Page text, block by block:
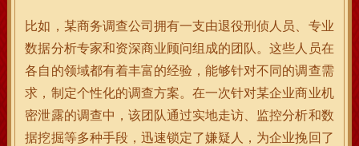
比如，某商务调查公司拥有一支由退役刑侦人员、专业
数据分析专家和资深商业顾问组成的团队。这些人员在
各自的领域都有着丰富的经验，能够针对不同的调查需
求，制定个性化的调查方案。在一次针对某企业商业机
密泄露的调查中，该团队通过实地走访、监控分析和数
据挖掘等多种手段，迅速锁定了嫌疑人，为企业挽回了